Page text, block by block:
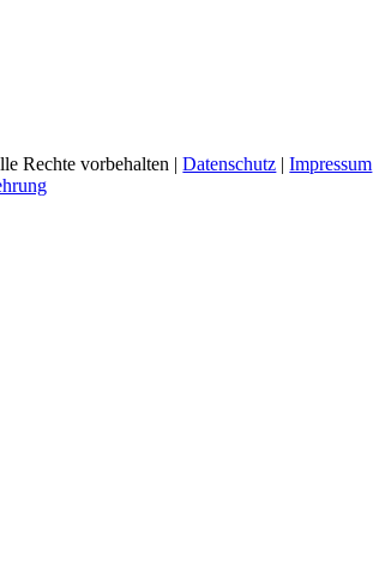
Rechte vorbehalten |Datenschutz |Impressum